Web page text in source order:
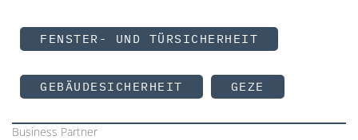
FENSTER- UND TÜRSICHERHEIT
GEBÄUDESICHERHEIT GEZE
Business Partner